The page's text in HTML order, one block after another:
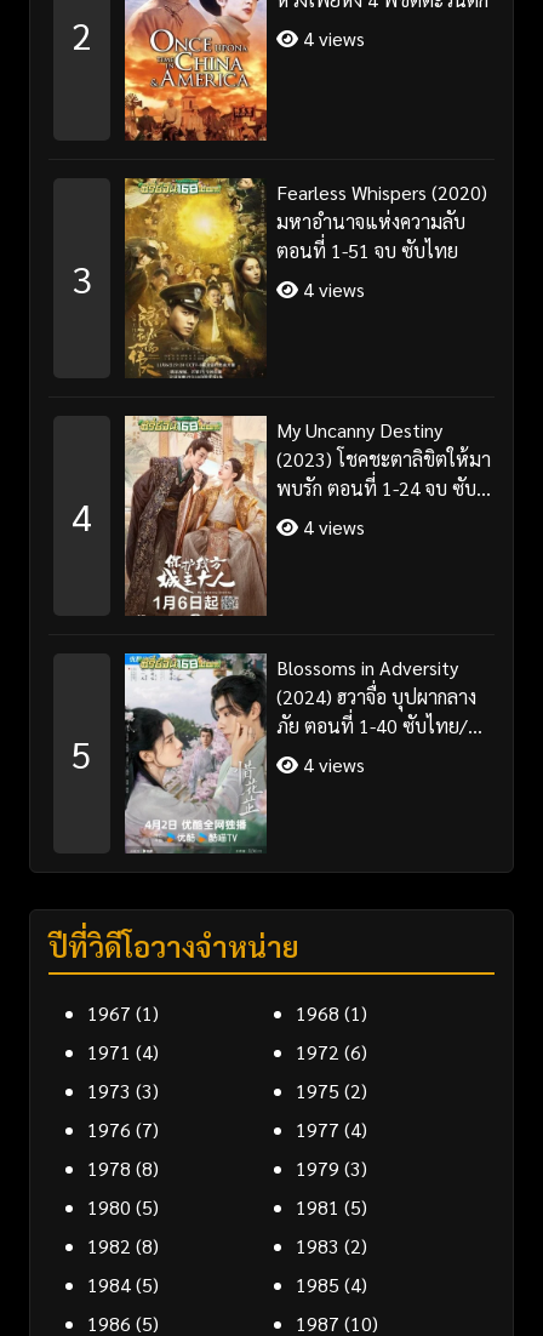
2
4 views
3
Fearless Whispers (2020)
มหาอำนาจแห่งความลับ
ตอนที่ 1-51 จบ ซับไทย
4 views
4
My Uncanny Destiny
(2023) โชคชะตาลิขิตให้มา
พบรัก ตอนที่ 1-24 จบ ซับ
ไทย/พากย์ไทย
4 views
5
Blossoms in Adversity
(2024) ฮวาจื่อ บุปผากลาง
ภัย ตอนที่ 1-40 ซับไทย/
พากย์ไทย
4 views
ปีที่วิดีโอวางจำหน่าย
1967 (1) 1968 (1)
1971 (4) 1972 (6)
1973 (3) 1975 (2)
1976 (7) 1977 (4)
1978 (8) 1979 (3)
1980 (5) 1981 (5)
1982 (8) 1983 (2)
1984(5) 1985 (4)
1986 (5) 1987 (10)